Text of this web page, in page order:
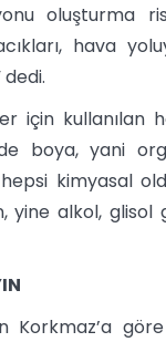
oluşturma
hava
için
boya, yani
hepsi kimyasal
alkol, glisol
Korkmaz’a